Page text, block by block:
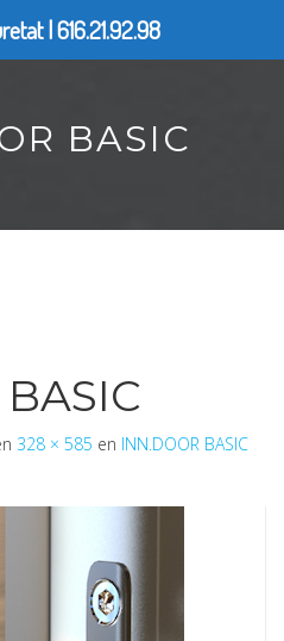
BASIC
328 × 585 en INN.DOOR BASIC
| 616.21.92.98